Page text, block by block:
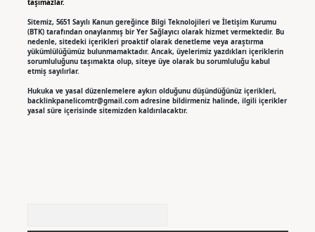
taşımazlar.
Sitemiz, 5651 Sayılı Kanun gereğince Bilgi Teknolojileri ve İletişim Kurumu
(BTK) tarafından onaylanmış bir Yer Sağlayıcı olarak hizmet vermektedir. Bu
nedenle, sitedeki içerikleri proaktif olarak denetleme veya araştırma
yükümlülüğümüz bulunmamaktadır. Ancak, üyelerimiz yazdıkları içeriklerin
sorumluluğunu taşımakta olup, siteye üye olarak bu sorumluluğu kabul
etmiş sayılırlar.
Hukuka ve yasal düzenlemelere aykırı olduğunu düşündüğünüz içerikleri,
backlinkpanelicomtr@gmail.comadresine bildirmeniz halinde, ilgili içerikler
yasal süre içerisinde sitemizden kaldırılacaktır.